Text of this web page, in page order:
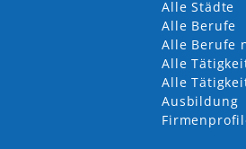
Alle Städte
Alle Berufe
Alle Berufe
Alle
Alle
Ausbildung